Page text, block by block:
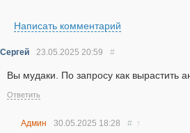
Написать комментарий
Сергей 23.05.2025 20:59 #
Вы мудаки. По запросу как вырастить
Ответить
Админ 30.05.2025 18:28 # ↑